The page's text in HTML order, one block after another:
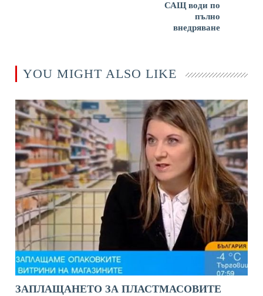
САЩ води по
пълно
внедряване
YOU MIGHT ALSO LIKE
ЗАПЛАЩАНЕТО ЗА ПЛАСТМАСОВИТЕ